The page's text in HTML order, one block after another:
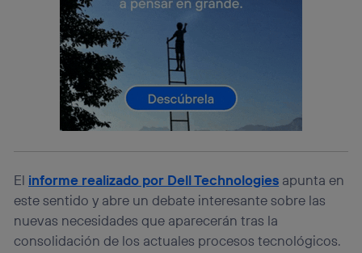
El informe realizado por Dell Technologies apunta en
este sentido y abre un debate interesante sobre las
nuevas necesidades que aparecerán tras la
consolidación de los actuales procesos tecnológicos.
identificador. Típicamente:
Si utilizas una conexión de banda ancha
el marketing o análisis se realizará en función de las
actividades de navegación de los miembros del hogar
que hayan dado su consentimiento.
Si utilizasdatos móviles, el marketing será más
personalizado, ya que se basará únicamente en la
navegación del usuario del móvil.
visitando el portal de privacidad de Utiq
(“consenthub”)
. Para más información, consulta
la política de privacidad de Utiq.